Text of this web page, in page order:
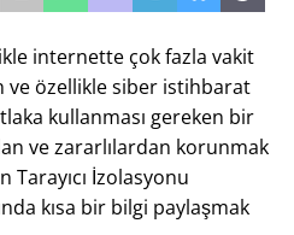
internette çok fazla vakit
ve özellikle siber istihbarat
kullanması gereken bir
ve zararlılardan korunmak
İzolasyonu
kısa bir bilgi paylaşmak